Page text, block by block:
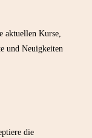
aktuellen Kurse,
und Neuigkeiten
die